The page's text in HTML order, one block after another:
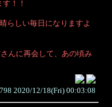
！！
らしい毎日になりますよ
んに再会して、あの頃み
2020/12/18(Fri) 00:03:08